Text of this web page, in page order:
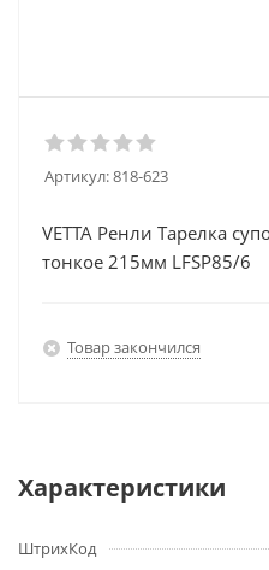
Артикул:818-623
VETTA Ренли Тарелка
тонкое 215мм LFSP85/6
Товар закончился
Характеристики
ШтрихКод